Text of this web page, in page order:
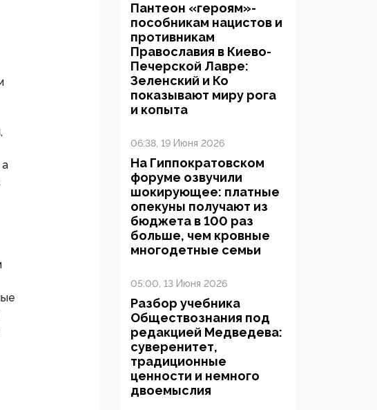
Пантеон «героям»-
пособникам нацистов и
противникам
Православия в Киево-
Печерской Лавре:
Зеленский и Ко
показывают миру рога
и копыта
06:38, 19 Июня 2026
На Гиппократовском
форуме озвучили
шокирующее: платные
опекуны получают из
бюджета в 100 раз
больше, чем кровные
многодетные семьи
05:00, 13 Июня 2026
Разбор учебника
Обществознания под
редакцией Медведева:
суверенитет,
традиционные
ценности и немного
двоемыслия